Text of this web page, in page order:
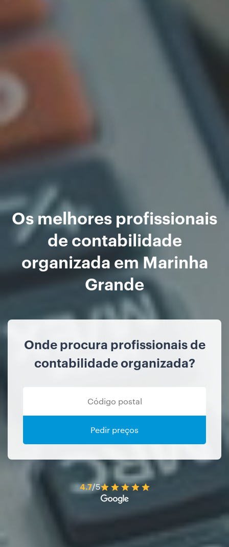
Os melhores profissionais
de contabilidade
organizada em Marinha
Grande
Onde procura profissionais de
contabilidade organizada?
Pedir preços
4.7/5